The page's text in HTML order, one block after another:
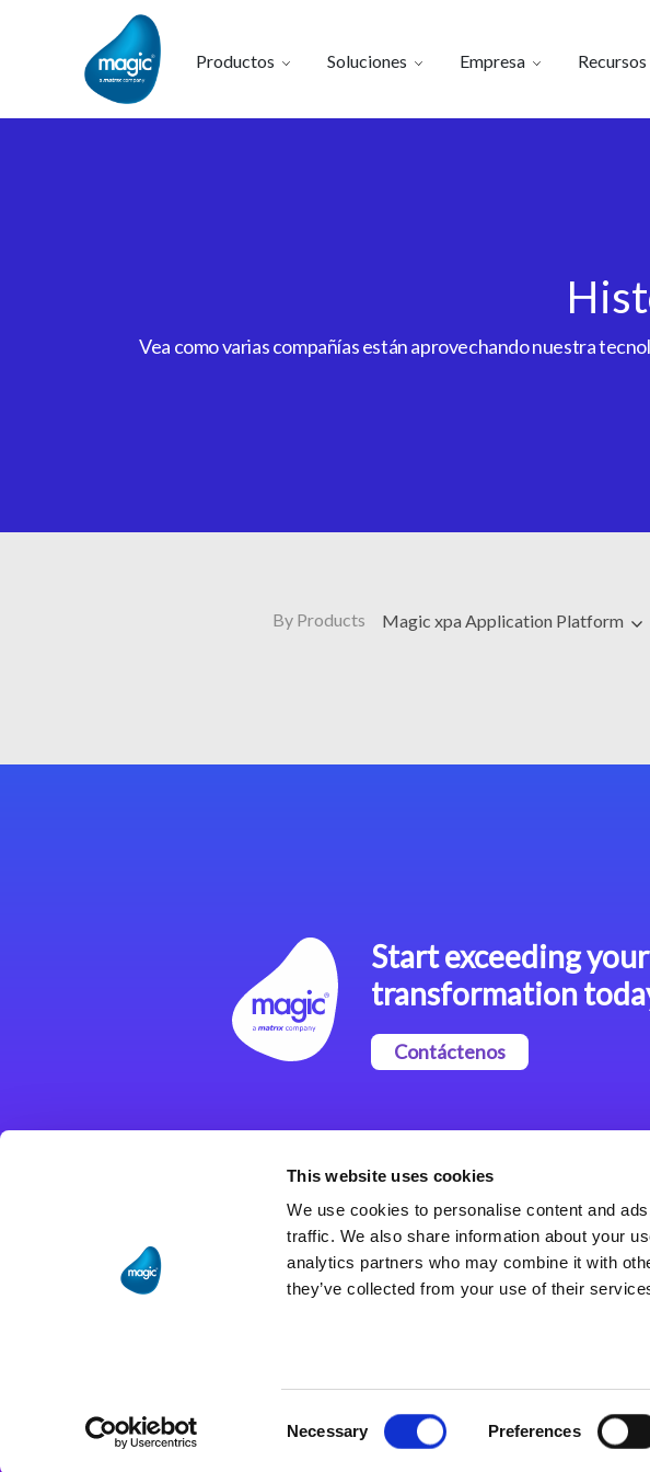
This website uses cookies
We use cookies to personalise content and
traffic. We also share information about your
analytics partners who may combine it with
they’ve collected from your use of their
Necessary Preferences
Productos Soluciones Empresa Recursos
Vea como varias compañías están aprovechando nuestra
By Products Magic xpa Application Platform
Start exceeding
transformation
Contáctenos
Integración
Soluciones de integración
Marco de
de Magic xpa